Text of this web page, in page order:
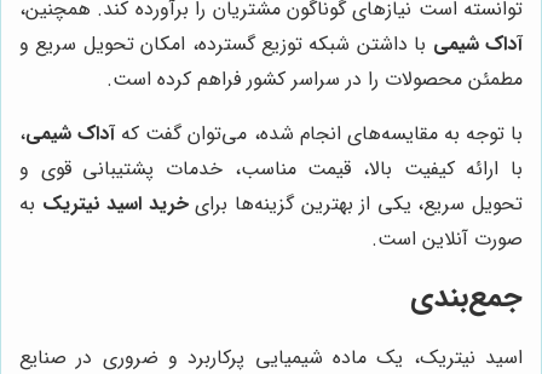
توانسته است نیازهای گوناگون مشتریان را برآورده کند. همچنین،
آداک شیمی با داشتن شبکه توزیع گسترده، امکان تحویل سریع و
مطمئن محصولات را در سراسر کشور فراهم کرده است.
با توجه به مقایسه‌های انجام شده، می‌توان گفت کهآداک شیمی،
با ارائه کیفیت بالا، قیمت مناسب، خدمات پشتیبانی قوی و
تحویل سریع، یکی از بهترین گزینه‌ها برایخرید اسید نیتریک به
صورت آنلاین است.
جمع‌بندی
اسید نیتریک، یک ماده شیمیایی پرکاربرد و ضروری در صنایع